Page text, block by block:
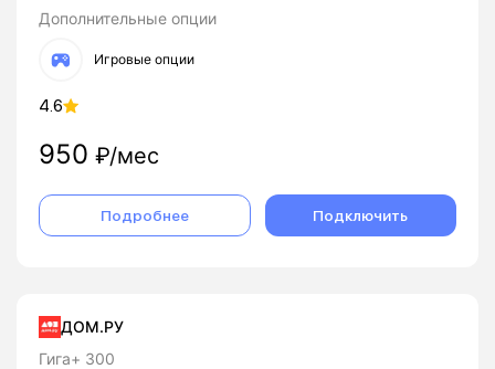
Дополнительные опции
Игровые опции
4.6
950 ₽/мес
Подробнее Подключить
ДОМ.РУ
Гига+ 300